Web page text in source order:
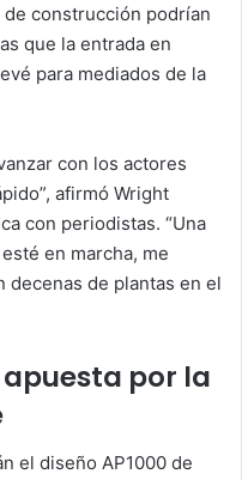
construcción podrían
que la entrada en
para mediados de la
con los actores
afirmó Wright
con periodistas. “Una
en marcha, me
de plantas en el
apuesta por la
el diseño AP1000 de